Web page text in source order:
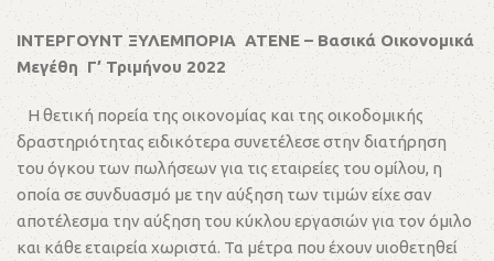
ΙΝΤΕΡΓΟΥΝΤ ΞΥΛΕΜΠΟΡΙΑ ΑΤΕΝΕ – Βασικά Οικονομικά
Μεγέθη Γ’ Τριμήνου 2022
Η θετική πορεία της οικονομίας και της οικοδομικής
δραστηριότητας ειδικότερα συνετέλεσε στην διατήρηση
του όγκου των πωλήσεων για τις εταιρείες του ομίλου, η
οποία σε συνδυασμό με την αύξηση των τιμών είχε σαν
αποτέλεσμα την αύξηση του κύκλου εργασιών για τον όμιλο
και κάθε εταιρεία χωριστά. Τα μέτρα που έχουν υιοθετηθεί